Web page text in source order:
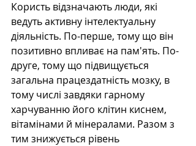
Користь відзначають люди, які
ведуть активну інтелектуальну
діяльність. По-перше, тому що він
позитивно впливає на пам'ять. По-
друге, тому що підвищується
загальна працездатність мозку, в
тому числі завдяки гарному
харчуванню його клітин киснем,
вітамінами й мінералами. Разом з
тим знижується рівень